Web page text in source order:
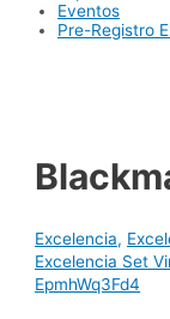
Eventos
Pre-Registro
Excelencia,
Excelencia Set
EpmhWq3Fd4